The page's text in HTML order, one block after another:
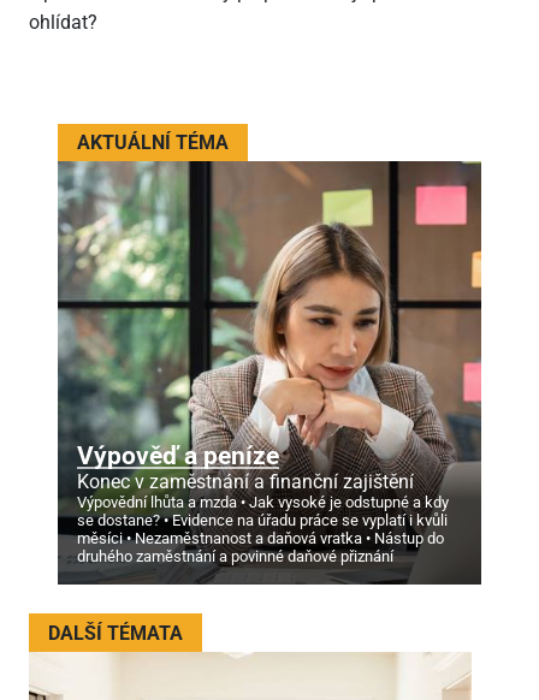
ohlídat?
AKTUÁLNÍ TÉMA
Výpověď a peníze
Konec v zaměstnání a finanční zajištění
Výpovědní lhůta a mzda
Jak vysoké je odstupné a kdy
se dostane?
Evidence na úřadu práce se vyplatí i kvůli
měsíci
Nezaměstnanost a daňová vratka
Nástup do
druhého zaměstnání a povinné daňové přiznání
DALŠÍ TÉMATA